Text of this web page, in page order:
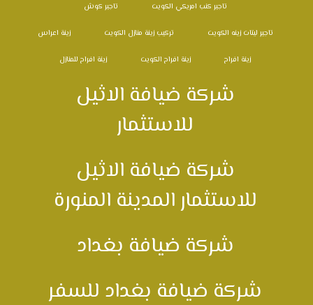
تاجير كنب امريكي الكويت تاجير كوش
تاجير ليتات زينه الكويت تركيب زينة منازل الكويت زينة اعراس
زينة افراح زينة افراح الكويت زينة افراح للمنازل
شركة ضيافة الاثيل
للاستثمار
شركة ضيافة الاثيل
للاستثمار المدينة المنورة
شركة ضيافة بغداد
شركة ضيافة بغداد للسفر